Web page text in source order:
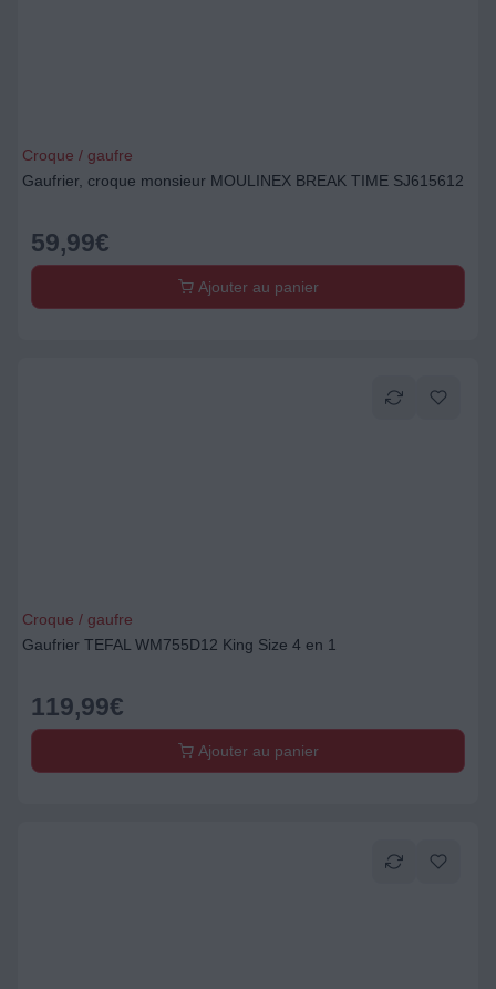
Croque / gaufre
Gaufrier, croque monsieur MOULINEX BREAK TIME SJ615612
59,99€
Ajouter au panier
Croque / gaufre
Gaufrier TEFAL WM755D12 King Size 4 en 1
119,99€
Ajouter au panier